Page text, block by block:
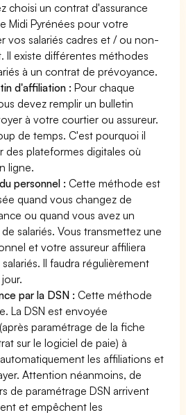
choisi un contrat d'assurance
Midi Pyrénées pour votre
vos salariés cadres et / ou non-
Il existe différentes méthodes
à un contrat de prévoyance.
d'affiliation : Pour chaque
devez remplir un bulletin
à votre courtier ou assureur.
de temps. C'est pourquoi il
des plateformes digitales où
ligne.
personnel : Cette méthode est
quand vous changez de
ou quand vous avez un
salariés. Vous transmettez une
et votre assureur affiliera
Il faudra régulièrement
par la DSN : Cette méthode
La DSN est envoyée
paramétrage de la fiche
sur le logiciel de paie) à
les affiliations et
Attention néanmoins, de
de paramétrage DSN arrivent
et empêchent les